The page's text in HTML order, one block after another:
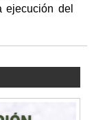
ejecución del